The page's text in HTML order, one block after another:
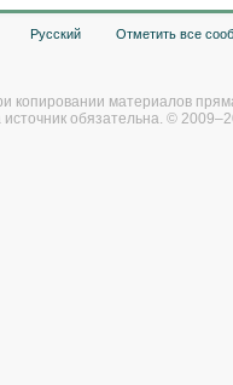
Русский Отметить все
копировании материалов
источник обязательна. ©